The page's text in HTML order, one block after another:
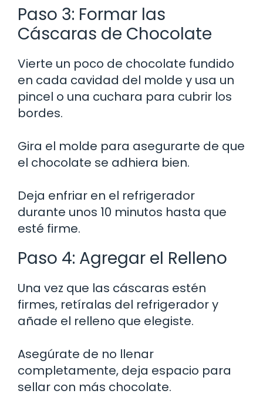
Paso 3: Formar las
Cáscaras de Chocolate
Vierte un poco de chocolate fundido
en cada cavidad del molde y usa un
pincel o una cuchara para cubrir los
bordes.
Gira el molde para asegurarte de que
el chocolate se adhiera bien.
Deja enfriar en el refrigerador
durante unos 10 minutos hasta que
esté firme.
Paso 4: Agregar el Relleno
Una vez que las cáscaras estén
firmes, retíralas del refrigerador y
añade el relleno que elegiste.
Asegúrate de no llenar
completamente, deja espacio para
sellar con más chocolate.